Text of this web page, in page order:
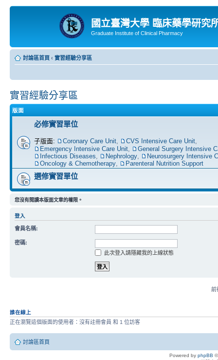
國立臺灣大學 臨床藥學研究
Graduate Institute of Clinical Pharmacy
討論區首頁 ‹ 實習經驗分享區
實習經驗分享區
版面
必修實習單位
子版面: Coronary Care Unit CVS Intensive Care Unit
Emergency Intensive Care Unit
General Surgery Intensive
Infectious Diseases
Nephrology
Neurosurgery Intensive
Oncology & Chemotherapy
Parenteral Nutrition Support
選修實習單位
您沒有閱讀本版面文章的權限。
登入
會員名稱:
密碼:
此次登入請隱藏我的上線狀態
前
誰在線上
正在瀏覽這個版面的使用者：沒有註冊會員 和 1 位訪客
討論區首頁
Powered by phpBB